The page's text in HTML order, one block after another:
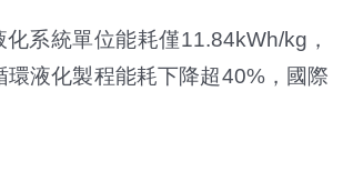
系統單位能耗僅11.84kWh/kg，
環液化製程能耗下降超40%，國際